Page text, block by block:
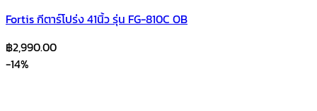
Fortis กีตาร์โปร่ง 41นิ้ว รุ่น FG-810C OB
฿2,990.00
-14%